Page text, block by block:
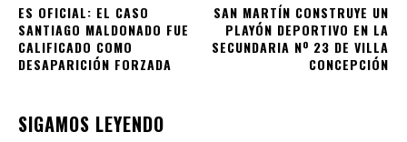
ES OFICIAL: EL CASO
SANTIAGO MALDONADO FUE
CALIFICADO COMO
DESAPARICIÓN FORZADA
SAN MARTÍN CONSTRUYE UN
PLAYÓN DEPORTIVO EN LA
SECUNDARIA Nº 23 DE VILLA
CONCEPCIÓN
SIGAMOS LEYENDO